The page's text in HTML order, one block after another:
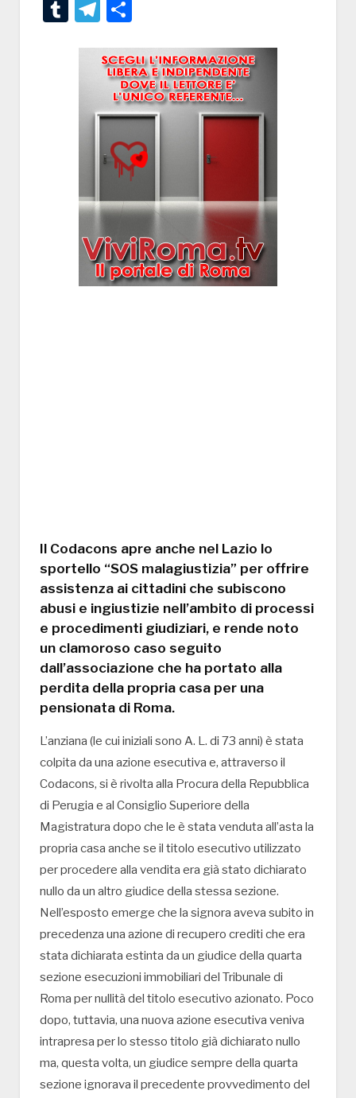
TumblrTelegram
Il Codacons apre anche nel Lazio lo
sportello “SOS malagiustizia” per offrire
assistenza ai cittadini che subiscono
abusi e ingiustizie nell’ambito di processi
e procedimenti giudiziari, e rende noto
un clamoroso caso seguito
dall’associazione che ha portato alla
perdita della propria casa per una
pensionata di Roma.
L’anziana (le cui iniziali sono A. L. di 73 anni) è stata
colpita da una azione esecutiva e, attraverso il
Codacons, si è rivolta alla Procura della Repubblica
di Perugia e al Consiglio Superiore della
Magistratura dopo che le è stata venduta all’asta la
propria casa anche se il titolo esecutivo utilizzato
per procedere alla vendita era già stato dichiarato
nullo da un altro giudice della stessa sezione.
Nell’esposto emerge che la signora aveva subito in
precedenza una azione di recupero crediti che era
stata dichiarata estinta da un giudice della quarta
sezione esecuzioni immobiliari del Tribunale di
Roma per nullità del titolo esecutivo azionato. Poco
dopo, tuttavia, una nuova azione esecutiva veniva
intrapresa per lo stesso titolo già dichiarato nullo
ma, questa volta, un giudice sempre della quarta
sezione ignorava il precedente provvedimento del